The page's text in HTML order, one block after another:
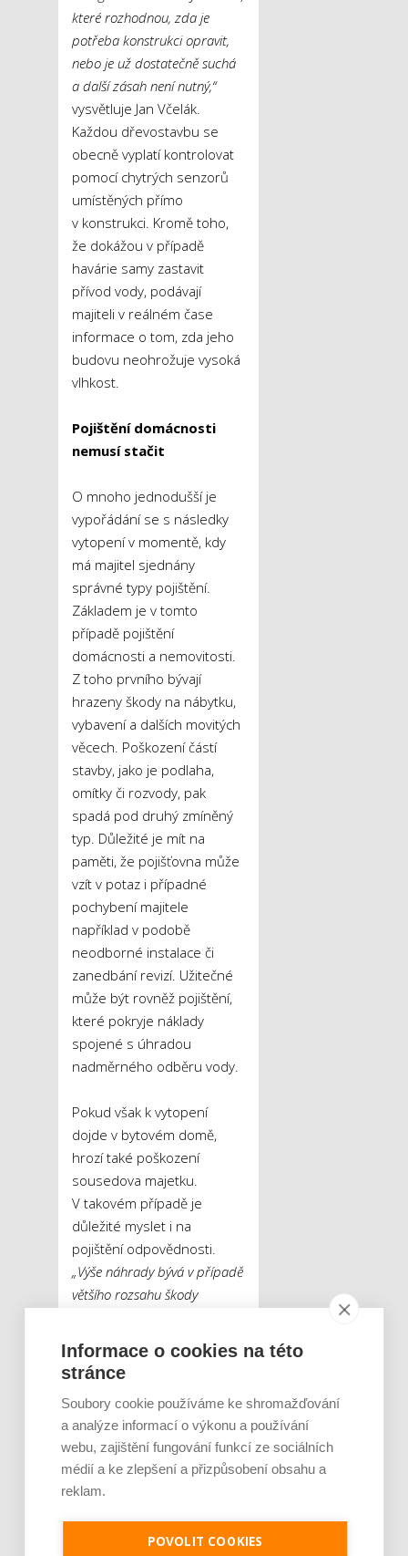
které rozhodnou, zda je
potřeba konstrukci opravit,
nebo je už dostatečně suchá
a další zásah není nutný,“
vysvětluje Jan Včelák.
Každou dřevostavbu se
obecně vyplatí kontrolovat
pomocí chytrých senzorů
umístěných přímo
v konstrukci. Kromě toho,
že dokážou v případě
havárie samy zastavit
přívod vody, podávají
majiteli v reálném čase
informace o tom, zda jeho
budovu neohrožuje vysoká
vlhkost.
Pojištění domácnosti
nemusí stačit
O mnoho jednodušší je
vypořádání se s následky
vytopení v momentě, kdy
má majitel sjednány
správné typy pojištění.
Základem je v tomto
případě pojištění
domácnosti a nemovitosti.
Z toho prvního bývají
hrazeny škody na nábytku,
vybavení a dalších movitých
věcech. Poškození částí
stavby, jako je podlaha,
omítky či rozvody, pak
spadá pod druhý zmíněný
typ. Důležité je mít na
paměti, že pojišťovna může
vzít v potaz i případné
pochybení majitele
například v podobě
neodborné instalace či
zanedbání revizí. Užitečné
může být rovněž pojištění,
které pokryje náklady
spojené s úhradou
nadměrného odběru vody.
Pokud však k vytopení
dojde v bytovém domě,
hrozí také poškození
sousedova majetku.
V takovém případě je
důležité myslet i na
pojištění odpovědnosti.
„Výše náhrady bývá v případě
většího rozsahu škody
a při absenci kvalitní pojistné
ochrany pro toho, kdo je za
v krajním případě až
ekonomicky likvidační.
Z tohoto důvodu se snažíme
posilovat povědomí veřejnosti
o důležitosti nabízených
druhů odpovědnostních
pojištění, protože
Informace o cookies na této
stránce
Soubory cookie používáme ke shromažďování
a analýze informací o výkonu a používání
webu, zajištění fungování funkcí ze sociálních
médií a ke zlepšení a přizpůsobení obsahu a
reklam.
POVOLIT COOKIES